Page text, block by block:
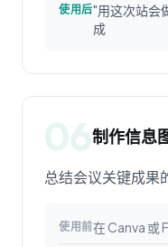
使用后"用这次站会
成
06制作信息
总结会议关键成果
使用前在 Canva 或